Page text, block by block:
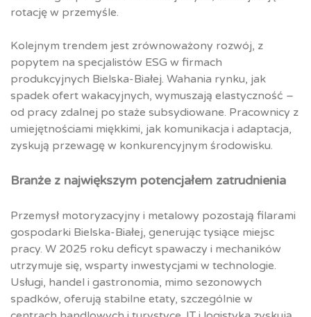
rotację w przemyśle.
Kolejnym trendem jest zrównoważony rozwój, z
popytem na specjalistów ESG w firmach
produkcyjnych Bielska-Białej. Wahania rynku, jak
spadek ofert wakacyjnych, wymuszają elastyczność –
od pracy zdalnej po staże subsydiowane. Pracownicy z
umiejętnościami miękkimi, jak komunikacja i adaptacja,
zyskują przewagę w konkurencyjnym środowisku.
Branże z największym potencjałem zatrudnienia
Przemysł motoryzacyjny i metalowy pozostają filarami
gospodarki Bielska-Białej, generując tysiące miejsc
pracy. W 2025 roku deficyt spawaczy i mechaników
utrzymuje się, wsparty inwestycjami w technologie.
Usługi, handel i gastronomia, mimo sezonowych
spadków, oferują stabilne etaty, szczególnie w